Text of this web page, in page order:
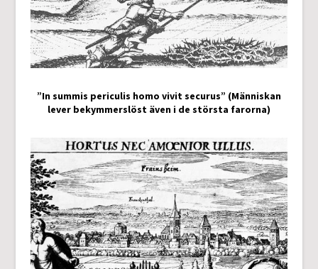
”In summis periculis homo vivit securus” (Människan
lever bekymmerslöst även i de största farorna)